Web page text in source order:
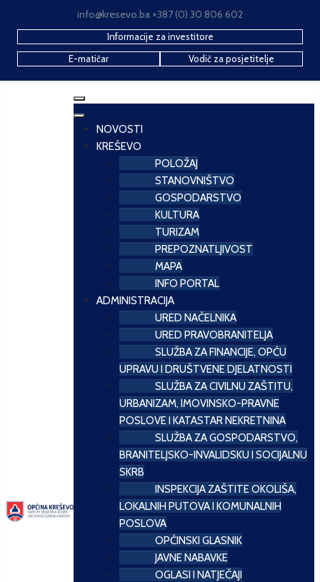
info@kresevo.ba +387 (0) 30 806 602
Informacije za investitore
E-matičar
Vodič za posjetitelje
NOVOSTI
KREŠEVO
POLOŽAJ
STANOVNIŠTVO
GOSPODARSTVO
KULTURA
TURIZAM
PREPOZNATLJIVOST
MAPA
INFO PORTAL
ADMINISTRACIJA
URED NAČELNIKA
URED PRAVOBRANITELJA
SLUŽBA ZA FINANCIJE, OPĆU
UPRAVU I DRUŠTVENE DJELATNOSTI
SLUŽBA ZA CIVILNU ZAŠTITU,
URBANIZAM, IMOVINSKO-PRAVNE
POSLOVE I KATASTAR NEKRETNINA
SLUŽBA ZA GOSPODARSTVO,
BRANITELJSKO-INVALIDSKU I SOCIJALNU
SKRB
INSPEKCIJA ZAŠTITE OKOLIŠA,
LOKALNIH PUTOVA I KOMUNALNIH
POSLOVA
OPĆINSKI GLASNIK
JAVNE NABAVKE
OGLASI I NATJEČAJI